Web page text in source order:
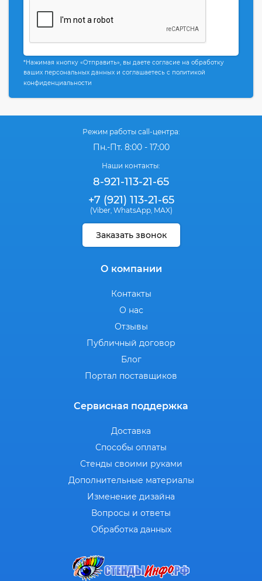
*Нажимая кнопку «Отправить», вы даете согласие на обработку
ваших персональных данных и соглашаетесь с политикой
конфиденциальности
Режим работы call-центра:
Пн.-Пт. 8:00 - 17:00
Наши контакты:
8-921-113-21-65
+7 (921) 113-21-65
(Viber, WhatsApp, MAX)
Заказать звонок
О компании
Контакты
О нас
Отзывы
Публичный договор
Блог
Портал поставщиков
Сервисная поддержка
Доставка
Способы оплаты
Стенды своими руками
Дополнительные материалы
Изменение дизайна
Вопросы и ответы
Обработка данных